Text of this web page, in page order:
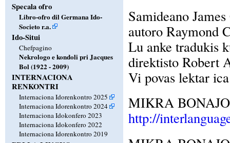
Specala ofro
Libro-ofro dil Germana Ido-
Societo r.a.
Ido-Situi
Chefpagino
Nekrologo e kondoli pri Jacques
Bol (1922 - 2009)
INTERNACIONA
RENKONTRI
Internaciona Idorenkontro 2025
Internaciona Idorenkontro 2024
Internaciona Idokonfero 2023
Internaciona Idokonfero 2022
Internaciona Idorenkontro 2019
Samideano
autoro Raymond
Lu anke tradukis
direktisto Robert
Vi povas lektar
MIKRA
http://